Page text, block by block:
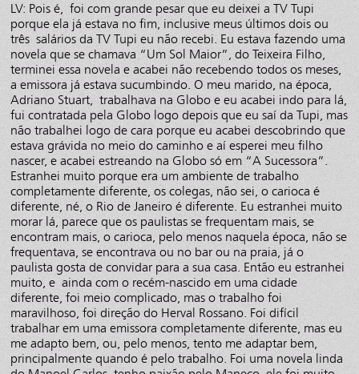
LV: Pois é, foi com grande pesar que eu deixei a TV Tupi
porque ela já estava no fim, inclusive meus últimos dois ou
três salários da TV Tupi eu não recebi. Eu estava fazendo uma
novela que se chamava “Um Sol Maior”, do Teixeira Filho,
terminei essa novela e acabei não recebendo todos os meses,
a emissora já estava sucumbindo. O meu marido, na época,
Adriano Stuart, trabalhava na Globo e eu acabei indo para lá,
fui contratada pela Globo logo depois que eu saí da Tupi, mas
não trabalhei logo de cara porque eu acabei descobrindo que
estava grávida no meio do caminho e aí esperei meu filho
nascer, e acabei estreando na Globo só em “A Sucessora”.
Estranhei muito porque era um ambiente de trabalho
completamente diferente, os colegas, não sei, o carioca é
diferente, né, o Rio de Janeiro é diferente. Eu estranhei muito
morar lá, parece que os paulistas se frequentam mais, se
encontram mais, o carioca, pelo menos naquela época, não se
frequentava, se encontrava ou no bar ou na praia, já o
paulista gosta de convidar para a sua casa. Então eu estranhei
muito, e ainda com o recém-nascido em uma cidade
diferente, foi meio complicado, mas o trabalho foi
maravilhoso, foi direção do Herval Rossano. Foi difícil
trabalhar em uma emissora completamente diferente, mas eu
me adapto bem, ou, pelo menos, tento me adaptar bem,
principalmente quando é pelo trabalho. Foi uma novela linda